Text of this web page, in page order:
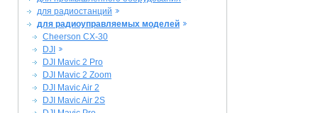
для радиостанций
для радиоуправляемых моделей
Cheerson CX-30
DJI
DJI Mavic 2 Pro
DJI Mavic 2 Zoom
DJI Mavic Air 2
DJI Mavic Air 2S